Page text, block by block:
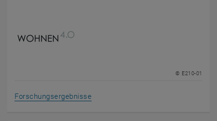
© E210-01
Forschungsergebnisse